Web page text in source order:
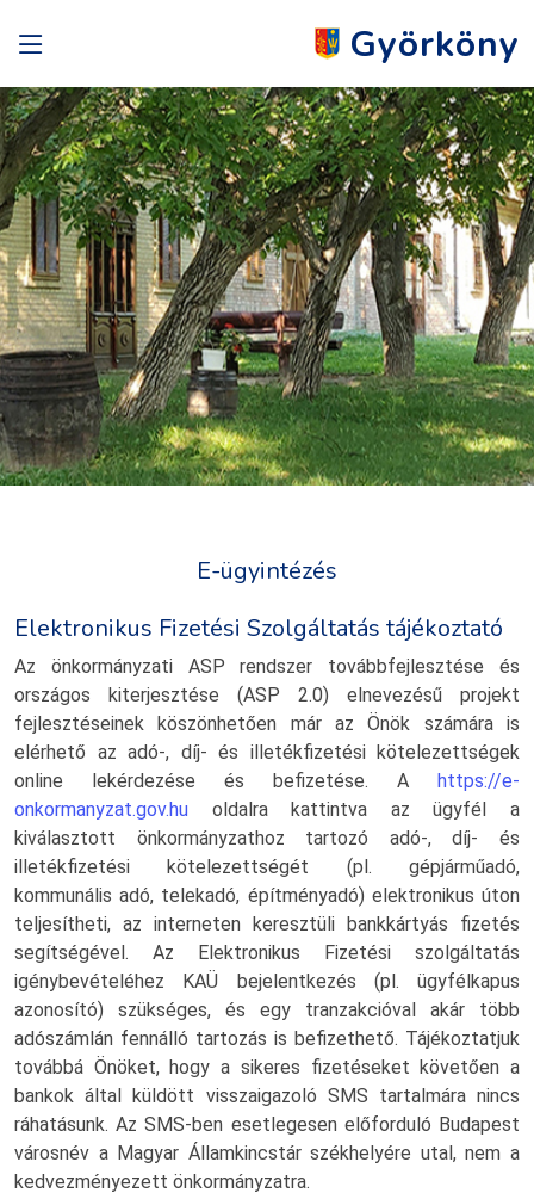
Györköny
E-ügyintézés
Elektronikus Fizetési Szolgáltatás tájékoztató
Az önkormányzati ASP rendszer továbbfejlesztése és
országos kiterjesztése (ASP 2.0) elnevezésű projekt
fejlesztéseinek köszönhetően már az Önök számára is
elérhető az adó-, díj- és illetékfizetési kötelezettségek
online lekérdezése és befizetése. A https://e-
onkormanyzat.gov.hu oldalra kattintva az ügyfél a
kiválasztott önkormányzathoz tartozó adó-, díj- és
illetékfizetési kötelezettségét (pl. gépjárműadó,
kommunális adó, telekadó, építményadó) elektronikus úton
teljesítheti, az interneten keresztüli bankkártyás fizetés
segítségével. Az Elektronikus Fizetési szolgáltatás
igénybevételéhez KAÜ bejelentkezés (pl. ügyfélkapus
azonosító) szükséges, és egy tranzakcióval akár több
adószámlán fennálló tartozás is befizethető. Tájékoztatjuk
továbbá Önöket, hogy a sikeres fizetéseket követően a
bankok által küldött visszaigazoló SMS tartalmára nincs
ráhatásunk. Az SMS-ben esetlegesen előforduló Budapest
városnév a Magyar Államkincstár székhelyére utal, nem a
kedvezményezett önkormányzatra.